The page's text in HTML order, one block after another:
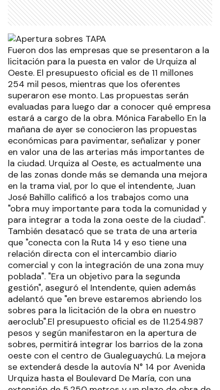
Fueron dos las empresas que se presentaron a la
licitación para la puesta en valor de Urquiza al
Oeste. El presupuesto oficial es de 11 millones
254 mil pesos, mientras que los oferentes
superaron ese monto. Las propuestas serán
evaluadas para luego dar a conocer qué empresa
estará a cargo de la obra. Mónica Farabello En la
mañana de ayer se conocieron las propuestas
económicas para pavimentar, señalizar y poner
en valor una de las arterias más importantes de
la ciudad. Urquiza al Oeste, es actualmente una
de las zonas donde más se demanda una mejora
en la trama vial, por lo que el intendente, Juan
José Bahillo calificó a los trabajos como una
"obra muy importante para toda la comunidad y
para integrar a toda la zona oeste de la ciudad".
También desatacó que se trata de una arteria
que "conecta con la Ruta 14 y eso tiene una
relación directa con el intercambio diario
comercial y con la integración de una zona muy
poblada". "Era un objetivo para la segunda
gestión", aseguró el Intendente, quien además
adelantó que "en breve estaremos abriendo los
sobres para la licitación de la obra en nuestro
aeroclub".El presupuesto oficial es de 11.254.987
pesos y según manifestaron en la apertura de
sobres, permitirá integrar los barrios de la zona
oeste con el centro de Gualeguaychú. La mejora
se extenderá desde la autovía N° 14 por Avenida
Urquiza hasta el Boulevard De María, con una